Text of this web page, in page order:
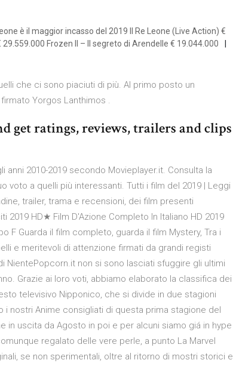
è il maggior incasso del 2019 Il Re Leone (Live Action) €
Frozen II – Il segreto di Arendelle € 19.044.000
che ci sono piaciuti di più. Al primo posto un
Yorgos Lanthimos .
get ratings, reviews, trailers and clips
anni 2010-2019 secondo Movieplayer.it. Consulta la
voto a quelli più interessanti. Tutti i film del 2019 | Leggi
trailer, trama e recensioni, dei film presenti
2019 HD★ Film D'Azione Completo In Italiano HD 2019
F Guarda il film completo, guarda il film Mystery, Tra i
e meritevoli di attenzione firmati da grandi registi
NientePopcorn.it non si sono lasciati sfuggire gli ultimi
Grazie ai loro voti, abbiamo elaborato la classifica dei
televisivo Nipponico, che si divide in due stagioni
i nostri Anime consigliati di questa prima stagione del
in uscita da Agosto in poi e per alcuni siamo giá in hype
regalato delle vere perle, a punto La Marvel
se non sperimentali, oltre al ritorno di mostri storici e